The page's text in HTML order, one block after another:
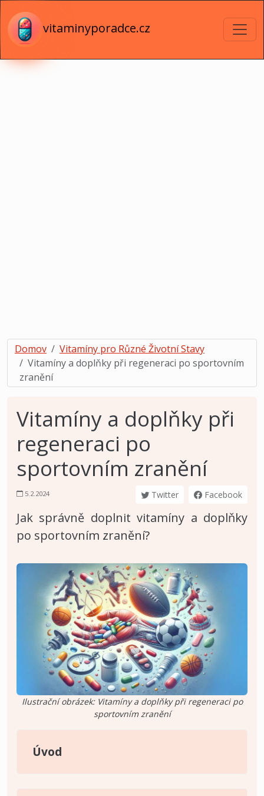
vitaminyporadce.cz
Domov
Vitamíny pro Různé Životní Stavy
Vitamíny a doplňky při regeneraci po sportovním
zranění
Vitamíny a doplňky při
regeneraci po
sportovním zranění
5.2.2024 Twitter Facebook
Jak správně doplnit vitamíny a doplňky
po sportovním zranění?
Ilustrační obrázek: Vitamíny a doplňky při regeneraci po
sportovním zranění
Úvod